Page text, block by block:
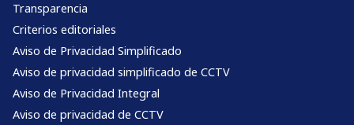
Transparencia
Criterios editoriales
Aviso de Privacidad Simplificado
Aviso de privacidad simplificado de CCTV
Aviso de Privacidad Integral
Aviso de privacidad de CCTV